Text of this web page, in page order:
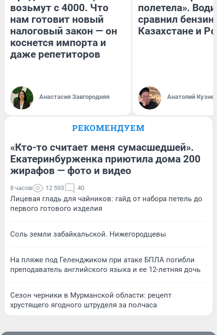
возьмут с 4000. Что
нам готовит новый
налоговый закон — он
коснется импорта и
даже репетиторов
Анастасия Завгородняя
полетела».
сравнил бензин
Казахстане и
Анатолий
РЕКОМЕНДУЕМ
«Кто-то считает меня сумасшедшей».
Екатеринбурженка приютила дома 200
жирафов — фото и видео
8 часов 12 593 40
Лицевая гладь для чайников: гайд от набора петель до
первого готового изделия
Соль земли забайкальской. Нижегородцевы
На пляже под Геленджиком при атаке БПЛА погибли
преподаватель английского языка и ее 12-летняя дочь
Сезон черники в Мурманской области: рецепт
хрустящего ягодного штруделя за полчаса